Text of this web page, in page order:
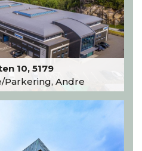
10, 5179
Parkering, Andre